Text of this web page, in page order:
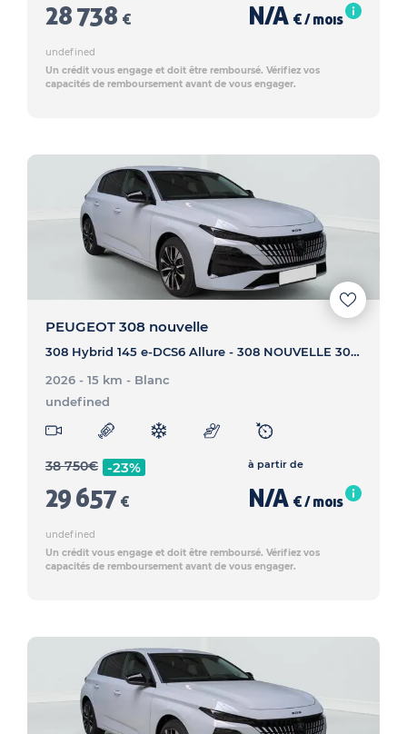
28 738 € N/A € / mois
undefined
Un crédit vous engage et doit être remboursé. Vérifiez vos
capacités de remboursement avant de vous engager.
PEUGEOT 308 nouvelle
308 Hybrid 145 e-DCS6 Allure - 308 NOUVELLE 308 Hybrid 145 e-DCS6 Allure
2026 - 15 km - Blanc
undefined
38 750€ -23%
29 657 €
à partir de
N/A € / mois
undefined
Un crédit vous engage et doit être remboursé. Vérifiez vos
capacités de remboursement avant de vous engager.